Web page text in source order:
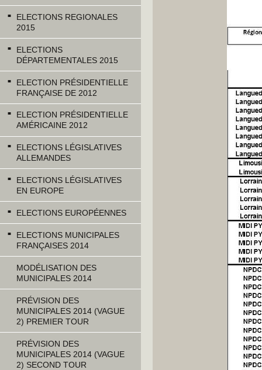
ELECTIONS REGIONALES
2015
ELECTIONS
DÉPARTEMENTALES 2015
ELECTION PRÉSIDENTIELLE
FRANÇAISE DE 2012
ELECTION PRÉSIDENTIELLE
AMÉRICAINE 2012
ELECTIONS LÉGISLATIVES
ALLEMANDES
ELECTIONS LÉGISLATIVES
EN EUROPE
ELECTIONS EUROPÉENNES
ELECTIONS MUNICIPALES
FRANÇAISES 2014
MODÉLISATION DES
MUNICIPALES 2014
PRÉVISION DES
MUNICIPALES 2014 (VAGUE
2) PREMIER TOUR
PRÉVISION DES
MUNICIPALES 2014 (VAGUE
2) SECOND TOUR